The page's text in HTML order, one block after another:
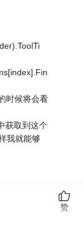
时候将会看
获取到这个
我就能够
赞